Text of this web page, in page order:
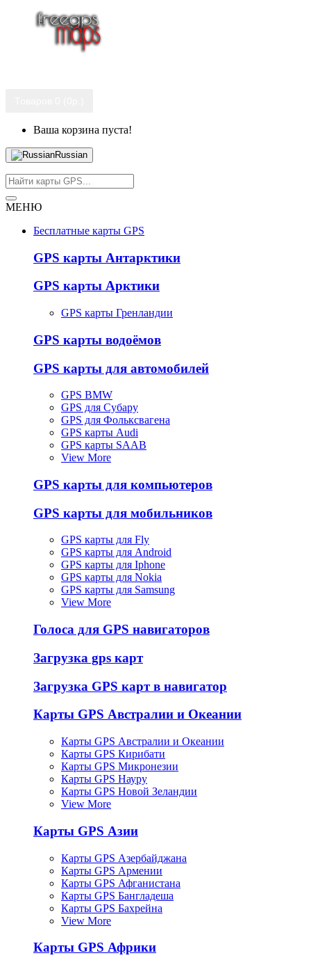
Ваша корзина пуста!
Russian
МЕНЮ
Бесплатные карты GPS
GPS карты Антарктики
GPS карты Арктики
GPS карты Гренландии
GPS карты водоёмов
GPS карты для автомобилей
GPS BMW
GPS для Субару
GPS для Фольксвагена
GPS карты Audi
GPS карты SAAB
View More
GPS карты для компьютеров
GPS карты для мобильников
GPS карты для Fly
GPS карты для Android
GPS карты для Iphone
GPS карты для Nokia
GPS карты для Samsung
View More
Голоса для GPS навигаторов
Загрузка gps карт
Загрузка GPS карт в навигатор
Карты GPS Австралии и Океании
Карты GPS Австралии и Океании
Карты GPS Кирибати
Карты GPS Микронезии
Карты GPS Науру
Карты GPS Новой Зеландии
View More
Карты GPS Азии
Карты GPS Азербайджана
Карты GPS Армении
Карты GPS Афганистана
Карты GPS Бангладеша
Карты GPS Бахрейна
View More
Карты GPS Африки